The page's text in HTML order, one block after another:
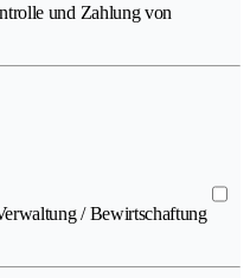
und Zahlung von
/ Bewirtschaftung